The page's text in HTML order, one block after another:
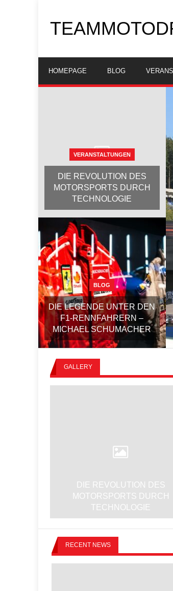
HOMEPAGE BLOG
VERANSTALTUNGEN
DIE REVOLUTION DES
MOTORSPORTS DURCH
TECHNOLOGIE
BLOG
DIE LEGENDE UNTER DEN
F1-RENNFAHRERN –
MICHAEL SCHUMACHER
GALLERY
DIE REVOLUTION DES
MOTORSPORTS DURCH
TECHNOLOGIE
RECENT NEWS